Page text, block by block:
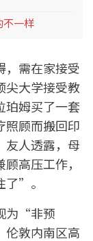
不一样
，需在家接受
尖大学接受教
珀姆买了一套
照顾而搬回印
友人透露，母
高压工作，
”。
为“非预
敦内南区高